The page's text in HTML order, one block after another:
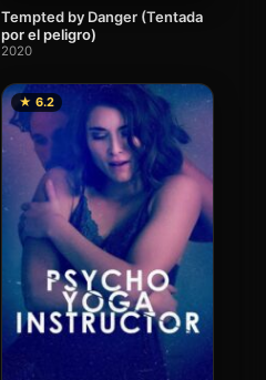
Tempted by Danger (Tentada
por el peligro)
2020
★ 6.2